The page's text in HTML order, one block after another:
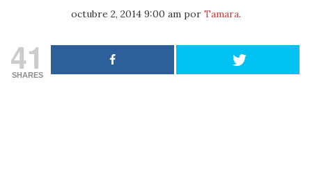
octubre 2, 2014 9:00 am por Tamara.
41
SHARES